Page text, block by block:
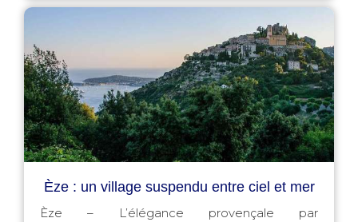
Èze : un village suspendu entre ciel et mer
Èze – L’élégance provençale par